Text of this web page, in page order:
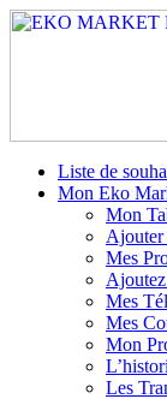
Liste de
Mon Eko
Mon
Ajouter
Mes
Mes
Mes
Mon
Les